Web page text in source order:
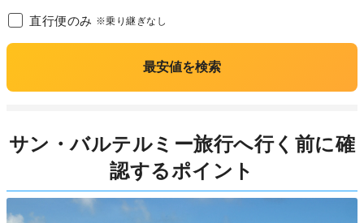
直行便のみ ※乗り継ぎなし
最安値を検索
サン・バルテルミー旅行へ行く前に確
認するポイント